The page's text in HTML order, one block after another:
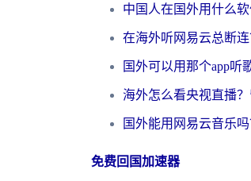
免费回国加速器